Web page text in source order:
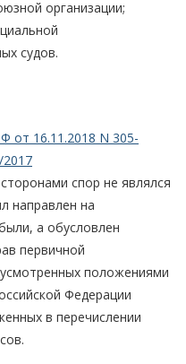
организации;
судов.
от 16.11.2018 N 305-
спор не являлся
направлен на
а обусловлен
первичной
положениями
Федерации
в перечислении